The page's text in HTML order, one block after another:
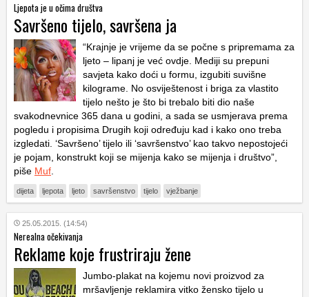
Ljepota je u očima društva
Savršeno tijelo, savršena ja
“Krajnje je vrijeme da se počne s pripremama za
ljeto – lipanj je već ovdje. Mediji su prepuni
savjeta kako doći u formu, izgubiti suvišne
kilograme. No osviještenost i briga za vlastito
tijelo nešto je što bi trebalo biti dio naše
svakodnevnice 365 dana u godini, a sada se usmjerava prema
pogledu i propisima Drugih koji određuju kad i kako ono treba
izgledati. ‘Savršeno’ tijelo ili ‘savršenstvo’ kao takvo nepostojeći
je pojam, konstrukt koji se mijenja kako se mijenja i društvo”,
piše Muf.
dijeta ljepota ljeto savršenstvo tijelo vježbanje
25.05.2015. (14:54)
Nerealna očekivanja
Reklame koje frustriraju žene
Jumbo-plakat na kojemu novi proizvod za
mršavljenje reklamira vitko žensko tijelo u